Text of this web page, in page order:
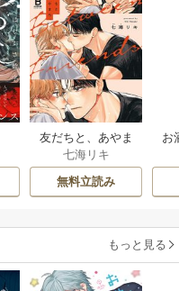
友だちと、あやま
ち。
七海リキ
無料立読み
お
もっと見る